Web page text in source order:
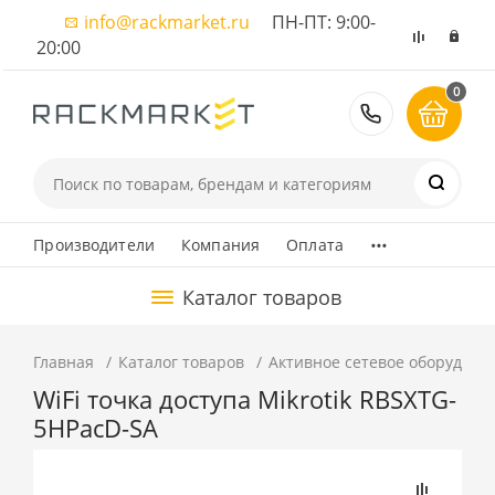
info@rackmarket.ru ПН-ПТ: 9:00-
20:00
8 (495)
0
Производители Компания Оплата ...
Каталог товаров
Главная Каталог товаров Активное сетевое
WiFi точка доступа Mikrotik RBSXTG-
5HPacD-SA